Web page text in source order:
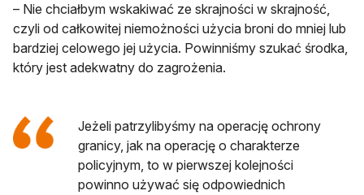
– Nie chciałbym wskakiwać ze skrajności w skrajność,
czyli od całkowitej niemożności użycia broni do mniej lub
bardziej celowego jej użycia. Powinniśmy szukać środka,
który jest adekwatny do zagrożenia.
Jeżeli patrzylibyśmy na operację ochrony
granicy, jak na operację o charakterze
policyjnym, to w pierwszej kolejności
powinno używać się odpowiednich